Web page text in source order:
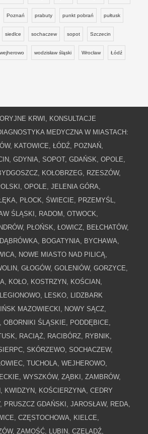
Poznań prabuty punkt pobrań pułtusk
siedlce sochaczew sopot Szczecin
wejherowo wodzisław śląski Wrocław Łódź
KRWI, KONSULTACJE
MEDYCZNA W MIASTACH:
KATOWICE, ŁÓDŹ, POZNAŃ,
GDYNIA, SOPOT, GDAŃSK, OPOLE,
KOŁOBRZEG, RZESZÓW,
OPOLE, JELENIA GÓRA,
PŁOCK, ŚWIECIE, PRZEMYŚL,
ŚLĄSKI, RADOM, OTWOCK,
PŁOŃSK, ŁOWICZ, BEŁCHATÓW,
BOGATYNIA, BYCHAWA,
NOWE MIASTO NAD PILICĄ,
GŁOGÓW, GOLENIÓW, GORZYCE,
KOŁO, KOSTRZYN, KOŚCIAN,
LESKO, LIDZBARK
MAZOWIECKI, NOWY SĄCZ,
OBORNIKI ŚLĄSKIE, PODDĘBICE,
RACIĄŻ, RACIBÓRZ, RYBNIK,
SKÓRZEWO, SOCHACZEW,
TUCHOLA, WEJHEROWO,
WYSZKÓW, ZĄBKI, ZAMBRÓW,
KWIDZYN, KOŚCIERZYNA, CEDRY
PRUSZCZ GDAŃSKI, JAROSŁAW, REDA,
CZĘSTOCHOWA, KIELCE,
ZAMOŚĆ, LUBIN, CZELADŹ,